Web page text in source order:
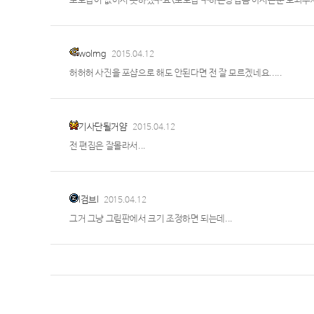
wolrng 2015.04.12
허허허 사진을 포샵으로 해도 안된다면 전 잘 모르겠네요.....
기사단될거얌 2015.04.12
전 편집은 잘몰라서...
l검브l 2015.04.12
그거 그냥 그림판에서 크기 조정하면 되는데...